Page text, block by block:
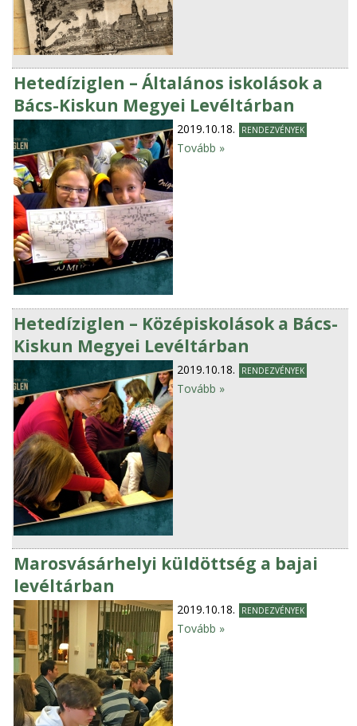
Hetedíziglen – Általános iskolások a
Bács-Kiskun Megyei Levéltárban
2019.10.18. RENDEZVÉNYEK
Tovább »
Hetedíziglen – Középiskolások a Bács-
Kiskun Megyei Levéltárban
2019.10.18. RENDEZVÉNYEK
Tovább »
Marosvásárhelyi küldöttség a bajai
levéltárban
2019.10.18. RENDEZVÉNYEK
Tovább »